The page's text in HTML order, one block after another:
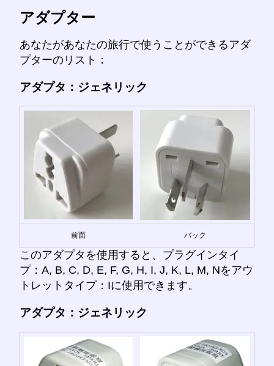
アダプター
あなたがあなたの旅行で使うことができるアダ
プターのリスト：
アダプタ：ジェネリック
前面 バック
このアダプタを使用すると、プラグインタイ
プ：A, B, C, D, E, F, G, H, I, J, K, L, M, Nをアウ
トレットタイプ：Iに使用できます。
アダプタ：ジェネリック